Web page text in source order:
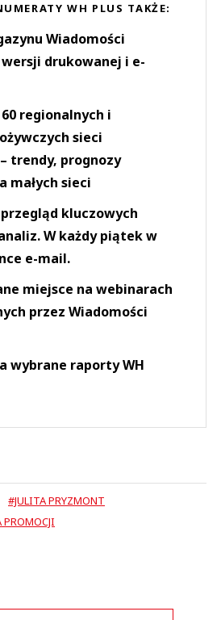
WH PLUS TAKŻE:
Wiadomości
drukowanej i e-
regionalnych i
sieci
trendy, prognozy
małych sieci
kluczowych
W każdy piątek w
e-mail.
miejsce na webinarach
przez Wiadomości
wybrane raporty WH
#JULITA PRYZMONT